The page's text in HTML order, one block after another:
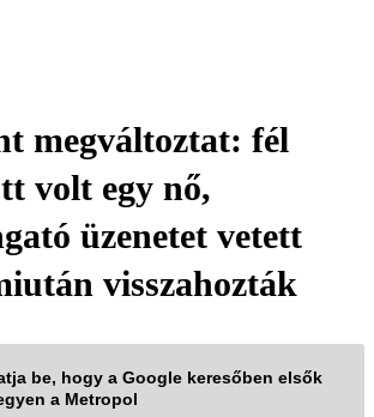
megváltoztat: fél
volt egy nő,
üzenetet vetett
visszahozták
be, hogy a Google keresőben elsők
a Metropol